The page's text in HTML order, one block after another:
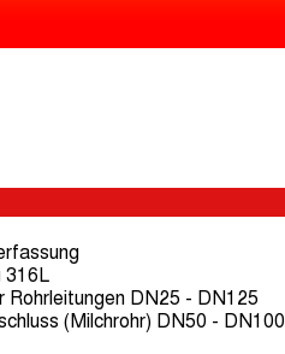
316L
Rohrleitungen DN25 - DN125
(Milchrohr) DN50 - DN100